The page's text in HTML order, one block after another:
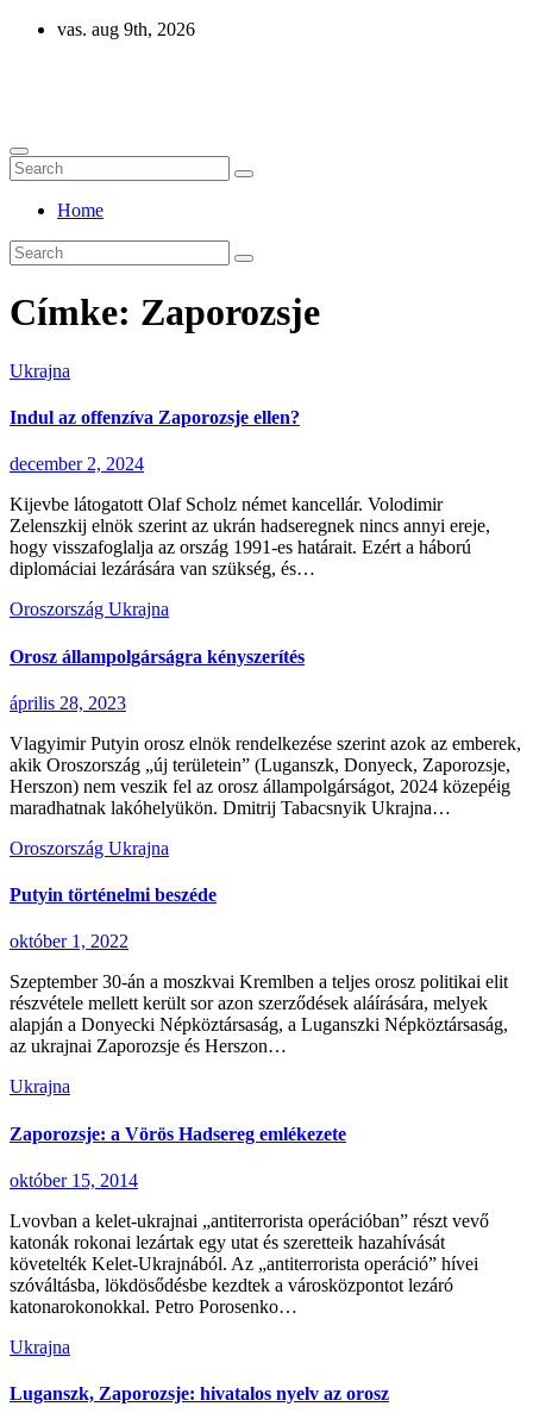
Skip
vas. aug 9th, 2026
Home
Címke: Zaporozsje
Ukrajna
Indul az offenzíva Zaporozsje ellen?
december 2, 2024
Kijevbe látogatott Olaf Scholz német kancellár. Volodimir
Zelenszkij elnök szerint az ukrán hadseregnek nincs annyi ereje,
hogy visszafoglalja az ország 1991-es határait. Ezért a háború
diplomáciai lezárására van szükség, és…
Oroszország Ukrajna
Orosz állampolgárságra kényszerítés
április 28, 2023
Vlagyimir Putyin orosz elnök rendelkezése szerint azok az emberek,
akik Oroszország „új területein” (Luganszk, Donyeck, Zaporozsje,
Herszon) nem veszik fel az orosz állampolgárságot, 2024 közepéig
maradhatnak lakóhelyükön. Dmitrij Tabacsnyik Ukrajna…
Oroszország Ukrajna
Putyin történelmi beszéde
október 1, 2022
Szeptember 30-án a moszkvai Kremlben a teljes orosz politikai elit
részvétele mellett került sor azon szerződések aláírására, melyek
alapján a Donyecki Népköztársaság, a Luganszki Népköztársaság,
az ukrajnai Zaporozsje és Herszon…
Ukrajna
Zaporozsje: a Vörös Hadsereg emlékezete
október 15, 2014
Lvovban a kelet-ukrajnai „antiterrorista operációban” részt vevő
katonák rokonai lezártak egy utat és szeretteik hazahívását
követelték Kelet-Ukrajnából. Az „antiterrorista operáció” hívei
szóváltásba, lökdösődésbe kezdtek a városközpontot lezáró
katonarokonokkal. Petro Porosenko…
Ukrajna
Luganszk, Zaporozsje: hivatalos nyelv az orosz